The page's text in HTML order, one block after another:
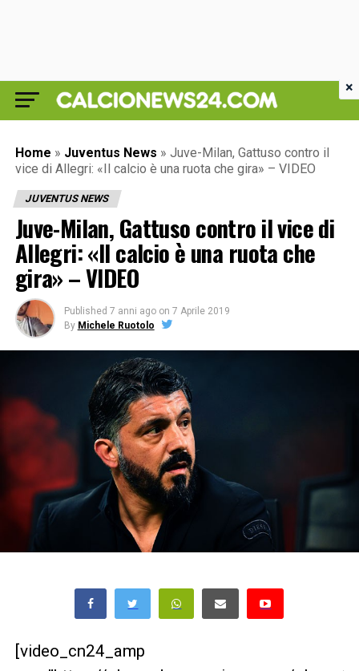
Home » Juventus News » Juve-Milan, Gattuso contro il
vice di Allegri: «Il calcio è una ruota che gira» – VIDEO
JUVENTUS NEWS
Juve-Milan, Gattuso contro il vice di
Allegri: «Il calcio è una ruota che
gira» – VIDEO
Published 7 anni ago on 7 Aprile 2019
By Michele Ruotolo
[video_cn24_amp
×